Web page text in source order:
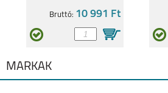
Bruttó: 10 991 Ft
MÁRKÁK